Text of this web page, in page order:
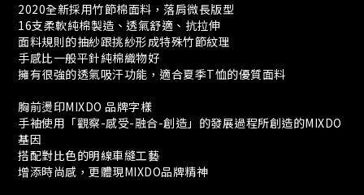
2020全新採用竹節棉面料，落肩微長版型
16支柔軟純棉製造、透氣舒適、抗拉伸
面料規則的抽紗跟挑紗形成特殊竹節紋理
手感比一般平針純棉織物好
擁有很強的透氣吸汗功能，適合夏季T恤的優質面料
胸前燙印MIXDO 品牌字樣
手袖使用「觀察-感受-融合-創造」的發展過程所創造的MIXDO
基因
搭配對比色的明線車縫工藝
增添時尚感，更體現MIXDO品牌精神